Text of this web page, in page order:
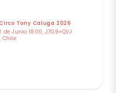
Tony Caluga 2026
de Junio 18:00, J7G9+QVJ
Chile